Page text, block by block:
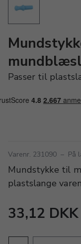
Passer til
Varenr. 231090 – På
Mundstykke til
plastslange
33,12 DKK